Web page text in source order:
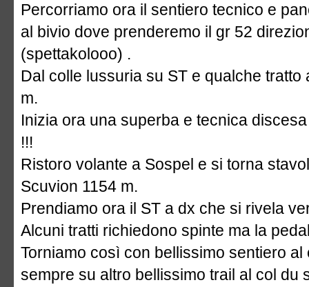
Percorriamo ora il sentiero tecnico e
al bivio dove prenderemo il gr 52
(spettakolooo) .
Dal colle lussuria su ST e qualche
m.
Inizia ora una superba e tecnica
!!!
Ristoro volante a Sospel e si torna
Scuvion 1154 m.
Prendiamo ora il ST a dx che si rivela
Alcuni tratti richiedono spinte ma la
Torniamo così con bellissimo sentiero
sempre su altro bellissimo trail al col du